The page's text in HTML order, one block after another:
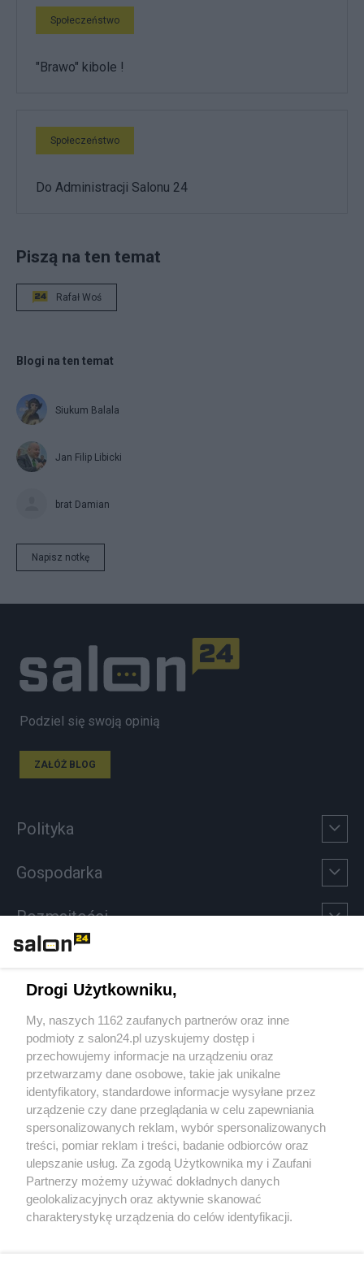
Społeczeństwo
"Brawo" kibole !
Społeczeństwo
Do Administracji Salonu 24
Piszą na ten temat
Rafał Woś
Blogi na ten temat
Siukum Balala
Jan Filip Libicki
brat Damian
Napisz notkę
Podziel się swoją opinią
ZAŁÓŻ BLOG
Polityka
Gospodarka
Rozmaitości
Sport
Społeczeństwo
Kultura
X Facebook Instagram Youtube
Drogi Użytkowniku,
My, naszych 1162 zaufanych partnerów oraz inne
podmioty z salon24.pl uzyskujemy dostęp i
przechowujemy informacje na urządzeniu oraz
przetwarzamy dane osobowe, takie jak unikalne
identyfikatory, standardowe informacje wysyłane przez
urządzenie czy dane przeglądania w celu zapewniania
spersonalizowanych reklam, wybór spersonalizowanych
treści, pomiar reklam i treści, badanie odbiorców oraz
ulepszanie usług. Za zgodą Użytkownika my i Zaufani
Partnerzy możemy używać dokładnych danych
geolokalizacyjnych oraz aktywnie skanować
charakterystykę urządzenia do celów identyfikacji.